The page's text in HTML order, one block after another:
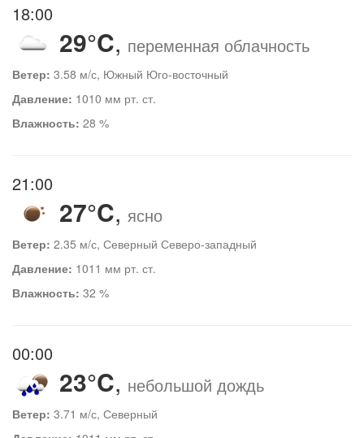
18:00
29°C, переменная облачность
Ветер: 3.58 м/с, Южный Юго-восточный
Давление: 1010 мм рт. ст.
Влажность: 28 %
21:00
27°C, ясно
Ветер: 2.35 м/с, Северный Северо-западный
Давление: 1011 мм рт. ст.
Влажность: 32 %
00:00
23°C, небольшой дождь
Ветер: 3.71 м/с, Северный